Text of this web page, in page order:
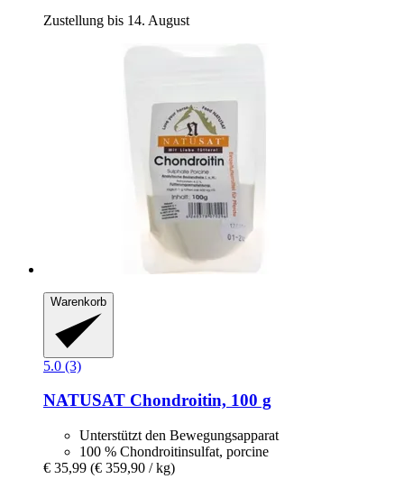
Zustellung bis 14. August
Warenkorb
5.0 (3)
NATUSAT Chondroitin, 100 g
Unterstützt den Bewegungsapparat
100 % Chondroitinsulfat, porcine
€ 35,99 (€ 359,90 / kg)